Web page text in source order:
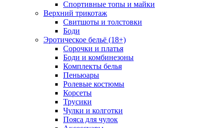
Спортивные топы и майки
Верхний трикотаж
Свитшоты и толстовки
Боди
Эротическое бельё (18+)
Сорочки и платья
Боди и комбинезоны
Комплекты белья
Пеньюары
Ролевые костюмы
Корсеты
Трусики
Чулки и колготки
Пояса для чулок